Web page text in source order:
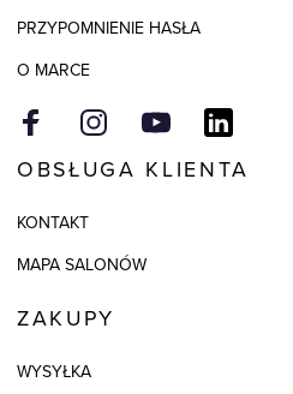
PRZYPOMNIENIE HASŁA
O MARCE
OBSŁUGA KLIENTA
KONTAKT
MAPA SALONÓW
ZAKUPY
WYSYŁKA